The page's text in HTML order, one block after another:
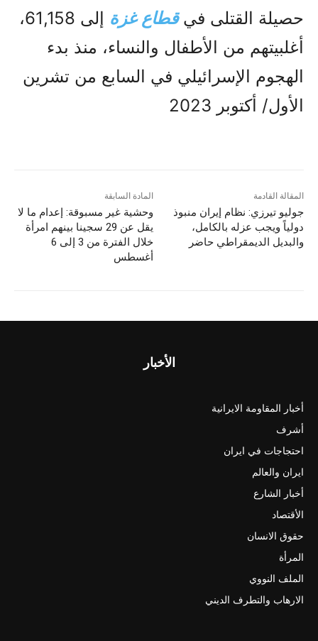
حصيلة القتلى فيقطاع غزة
إلى 61,158،
أغلبيتهم من الأطفال والنساء، منذ بدء
الهجوم الإسرائيلي في السابع من تشرين
الأول/ أكتوبر 2023
المادة السابقة
وحشية غير مسبوقة: إعدام ما لا
يقل عن 29 سجينا بينهم امرأة
خلال الفترة من 3 إلى 6
أغسطس
المقالة القادمة
جوليو تيرزي: نظام إيران منبوذ
دولياً ويجب عزله بالكامل،
والبديل الديمقراطي حاضر
الأخبار
أخبار المقاومة الايرانية
أشرف
احتجاجات في ايران
ايران والعالم
أخبار الشارع
الأقتصاد
حقوق الانسان
المرأة
الملف النووي
الارهاب والتطرف الديني